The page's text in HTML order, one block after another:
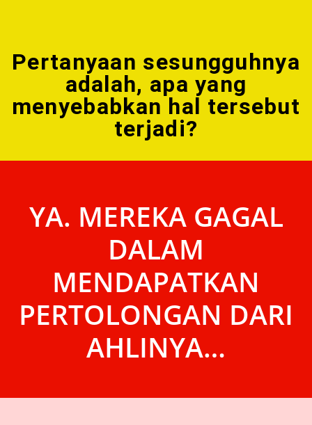
Pertanyaan sesungguhnya
adalah, apa yang
menyebabkan hal tersebut
terjadi?
YA. MEREKA GAGAL
DALAM
MENDAPATKAN
PERTOLONGAN DARI
AHLINYA…